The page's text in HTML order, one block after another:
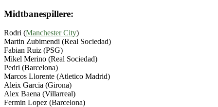
Midtbanespillere:
Rodri (Manchester City)
Martin Zubimendi (Real Sociedad)
Fabian Ruiz (PSG)
Mikel Merino (Real Sociedad)
Pedri (Barcelona)
Marcos Llorente (Atletico Madrid)
Aleix Garcia (Girona)
Alex Baena (Villarreal)
Fermin Lopez (Barcelona)